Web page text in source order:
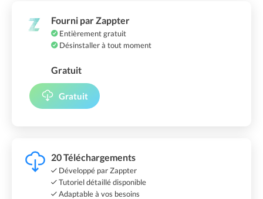
Fourni par Zappter
Entièrement gratuit
Désinstaller à tout moment
Gratuit
Gratuit
20 Téléchargements
Développé par Zappter
Tutoriel détaillé disponible
Adaptable à vos besoins